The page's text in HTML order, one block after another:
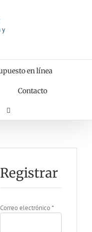
en línea
Contacto
Registrar
Correo electrónico*